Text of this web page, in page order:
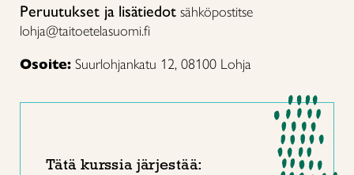
Peruutukset ja lisätiedot sähköpostitse
lohja@taitoetelasuomi.fi
Osoite: Suurlohjankatu 12, 08100 Lohja
Tätä kurssia järjestää: